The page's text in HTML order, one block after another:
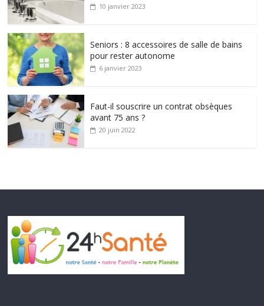
10 janvier 2023
Seniors : 8 accessoires de salle de bains
pour rester autonome
6 janvier 2023
Faut-il souscrire un contrat obsèques
avant 75 ans ?
20 juin 2022